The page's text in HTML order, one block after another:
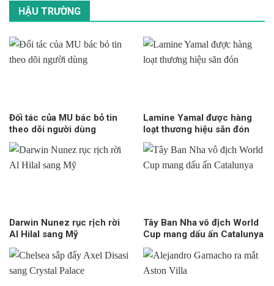
HẬU TRƯỜNG
Đối tác của MU bác bỏ tin
theo dõi người dùng
Lamine Yamal được hàng
loạt thương hiệu săn đón
Darwin Nunez rục rịch rời
Al Hilal sang Mỹ
Tây Ban Nha vô địch World
Cup mang dấu ấn Catalunya